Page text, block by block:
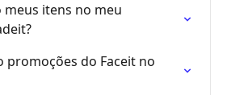
meus itens no meu
promoções do Faceit no